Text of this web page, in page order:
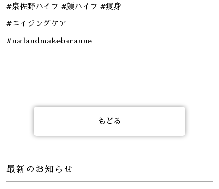
#泉佐野ハイフ #顔ハイフ #痩身
#エイジングケア
#nailandmakebaranne
もどる
最新のお知らせ